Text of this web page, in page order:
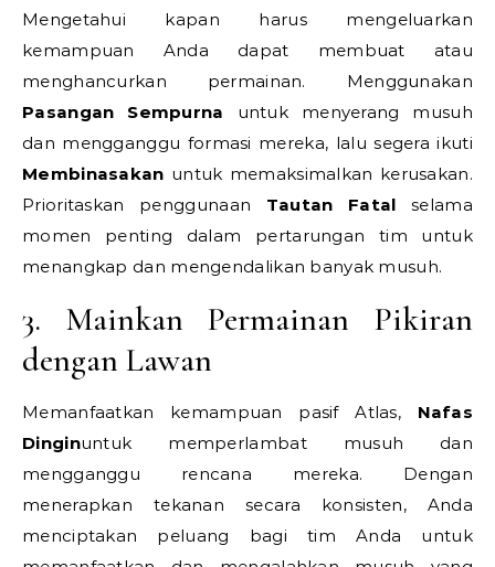
Mengetahui kapan harus mengeluarkan
kemampuan Anda dapat membuat atau
menghancurkan permainan. Menggunakan
Pasangan Sempurna untuk menyerang musuh
dan mengganggu formasi mereka, lalu segera ikuti
Membinasakan untuk memaksimalkan kerusakan.
Prioritaskan penggunaan Tautan Fatal selama
momen penting dalam pertarungan tim untuk
menangkap dan mengendalikan banyak musuh.
3. Mainkan Permainan Pikiran
dengan Lawan
Memanfaatkan kemampuan pasif Atlas, Nafas
Dinginuntuk memperlambat musuh dan
mengganggu rencana mereka. Dengan
menerapkan tekanan secara konsisten, Anda
menciptakan peluang bagi tim Anda untuk